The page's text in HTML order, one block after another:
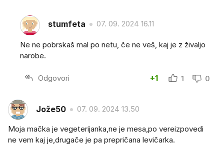
stumfeta 07. 09. 2024 16.11
Ne ne pobrskaš mal po netu, če ne veš, kaj je z živaljo
narobe.
Odgovori +1 1 0
Jože50 07. 09. 2024 13.50
Moja mačka je vegeterijanka,ne je mesa,po vereizpovedi
ne vem kaj je,drugače je pa prepričana levičarka.